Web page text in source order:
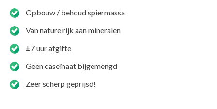
Opbouw / behoud spiermassa
Van nature rijk aan mineralen
±7 uur afgifte
Geen caseïnaat bijgemengd
Zéér scherp geprijsd!